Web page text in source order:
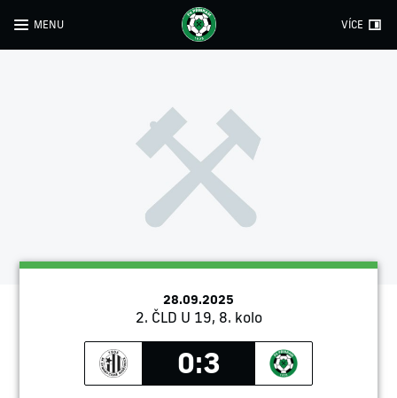
MENU VÍCE
28.09.2025
2. ČLD U 19, 8. kolo
0:3